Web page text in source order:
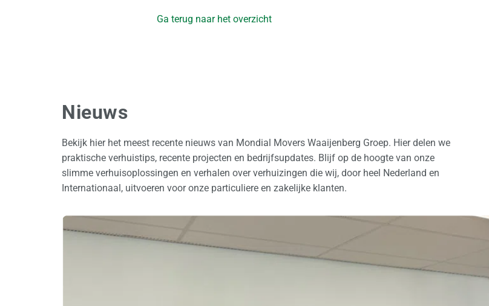
Ga terug naar het overzicht
Nieuws
Bekijk hier het meest recente nieuws van Mondial Movers Waaijenberg Groep. Hier delen we
praktische verhuistips, recente projecten en bedrijfsupdates. Blijf op de hoogte van onze
slimme verhuisoplossingen en verhalen over verhuizingen die wij, door heel Nederland en
Internationaal, uitvoeren voor onze particuliere en zakelijke klanten.